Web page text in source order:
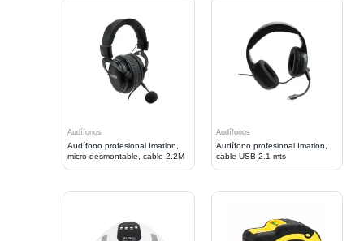
Audífonos
Audífono profesional Imation,
micro desmontable, cable 2.2M
Audífonos
Audífono profesional Imation,
cable USB 2.1 mts